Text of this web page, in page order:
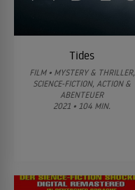
Tides
FILM • MYSTERY & THRILLER,
SCIENCE-FICTION, ACTION &
ABENTEUER
2021 • 104 MIN.